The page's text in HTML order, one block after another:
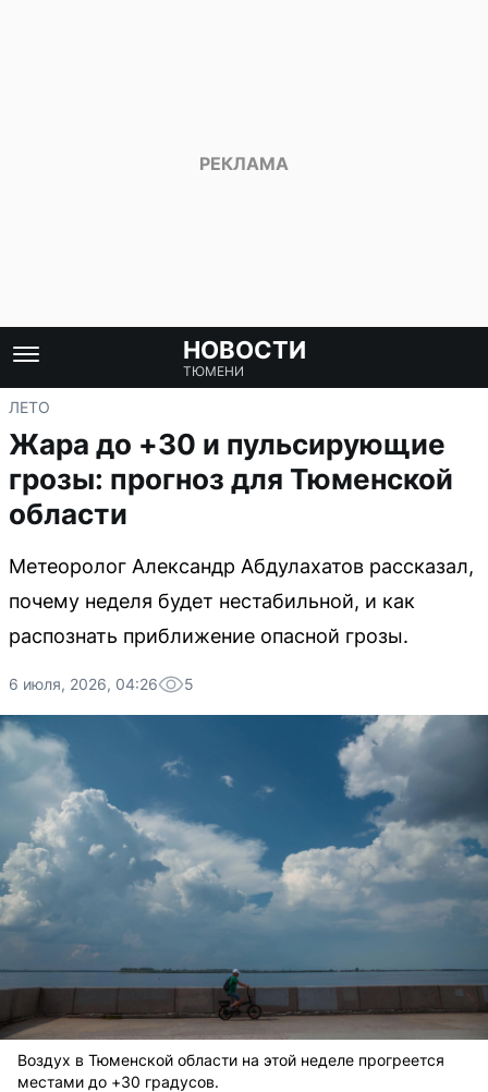
НОВОСТИ
ТЮМЕНИ
ЛЕТО
Жара до +30 и пульсирующие
грозы: прогноз для Тюменской
области
Метеоролог Александр Абдулахатов рассказал,
почему неделя будет нестабильной, и как
распознать приближение опасной грозы.
6 июля, 2026, 04:26 5
Воздух в Тюменской области на этой неделе прогреется
местами до +30 градусов.